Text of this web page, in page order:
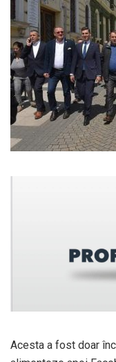
Acesta a fost doar